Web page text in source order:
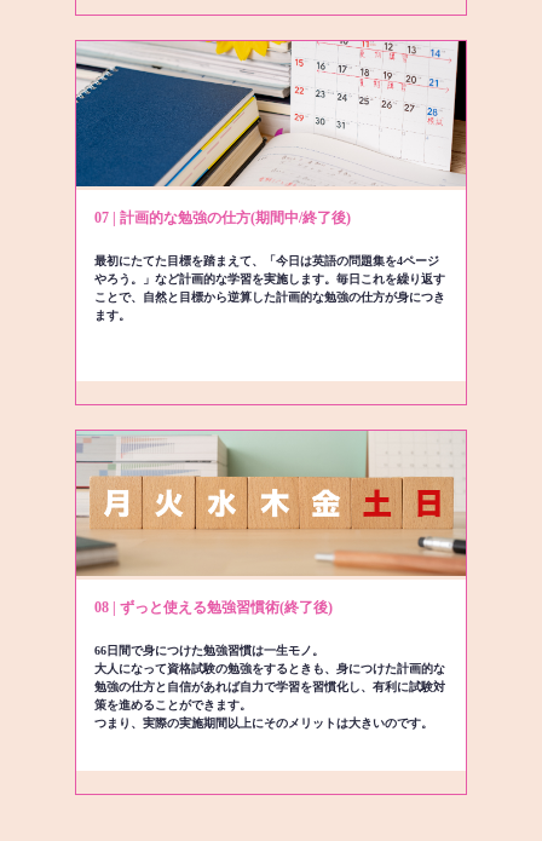
07 | 計画的な勉強の仕方(期間中/終了後)
最初にたてた目標を踏まえて、「今日は英語の問題集を4ページ
やろう。」など計画的な学習を実施します。毎日これを繰り返す
ことで、自然と目標から逆算した計画的な勉強の仕方が身につき
ます。
08 | ずっと使える勉強習慣術(終了後)
66日間で身につけた勉強習慣は一生モノ。
大人になって資格試験の勉強をするときも、身につけた計画的な
勉強の仕方と自信があれば自力で学習を習慣化し、有利に試験対
策を進めることができます。
つまり、実際の実施期間以上にそのメリットは大きいのです。